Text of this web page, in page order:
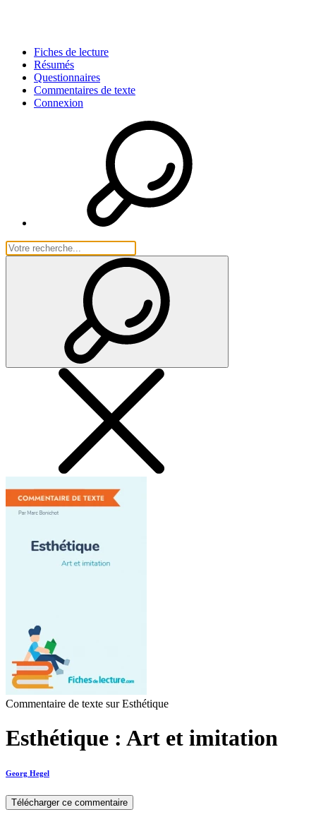
Fiches de lecture
Résumés
Questionnaires
Commentaires de texte
Connexion
Commentaire de texte sur Esthétique
Esthétique : Art et imitation
Georg Hegel
Télécharger ce commentaire